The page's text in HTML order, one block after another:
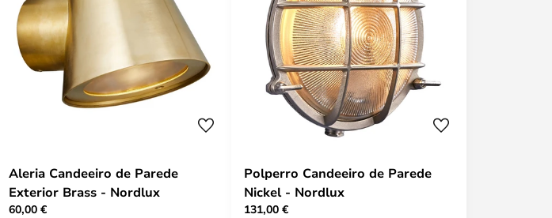
Aleria Candeeiro de Parede
Exterior Brass - Nordlux
60,00 €
Polperro Candeeiro de Parede
Nickel - Nordlux
131,00 €